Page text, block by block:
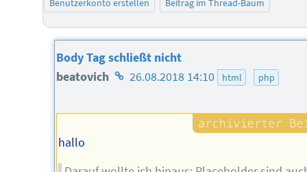
Benutzerkonto erstellen
Beitrag im Thread-Baum
Body Tag schließt nicht
beatovich Homepage
Autors
26.08.2018 14:10 html php
hallo